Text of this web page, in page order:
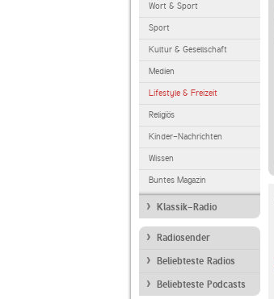
Wort & Sport
Sport
Kultur & Gesellschaft
Medien
Lifestyle & Freizeit
Religiös
Kinder-Nachrichten
Wissen
Buntes Magazin
Klassik-Radio
Radiosender
Beliebteste Radios
Beliebteste Podcasts